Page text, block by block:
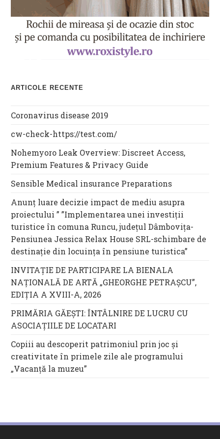
ARTICOLE RECENTE
Coronavirus disease 2019
cw-check-https://test.com/
Nohemyoro Leak Overview: Discreet Access,
Premium Features & Privacy Guide
Sensible Medical insurance Preparations
Anunț luare decizie impact de mediu asupra
proiectului ” ”Implementarea unei investiții
turistice în comuna Runcu, județul Dâmbovița-
Pensiunea Jessica Relax House SRL-schimbare de
destinație din locuința în pensiune turistica”
INVITAȚIE DE PARTICIPARE LA BIENALA
NAȚIONALĂ DE ARTĂ „GHEORGHE PETRAȘCU”,
EDIŢIA A XVIII-A, 2026
PRIMĂRIA GĂEȘTI: ÎNTÂLNIRE DE LUCRU CU
ASOCIAȚIILE DE LOCATARI
Copiii au descoperit patrimoniul prin joc și
creativitate în primele zile ale programului
„Vacanță la muzeu”